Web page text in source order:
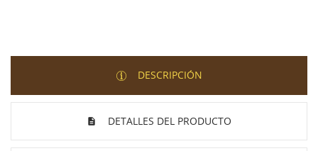
DESCRIPCIÓN
DETALLES DEL PRODUCTO